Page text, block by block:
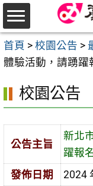
跳
至
主
要
區
首頁 > 校園公告 >
體驗活動，請踴躍
校園公告
公告主旨
新北
躍報
發佈日期
2024
選
單